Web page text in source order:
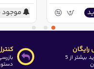
برای سبد خرید بیشتر از 5